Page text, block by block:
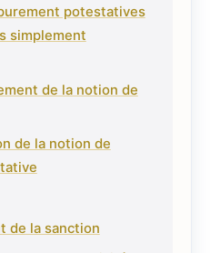
potestatives
simplement
de la notion de
de la notion de
de la sanction